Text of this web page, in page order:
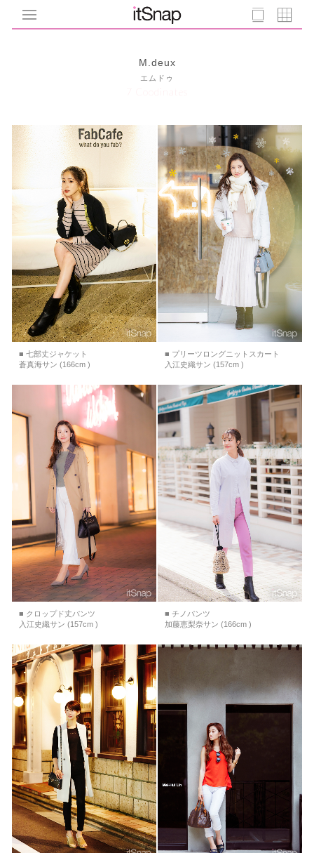
M.deux
エムドゥ
7 Coodinates
■ 七部丈ジャケット
蒼真海サン (166cm )
■ プリーツロングニットスカート
入江史織サン (157cm )
■ クロップド丈パンツ
入江史織サン (157cm )
■ チノパンツ
加藤恵梨奈サン (166cm )